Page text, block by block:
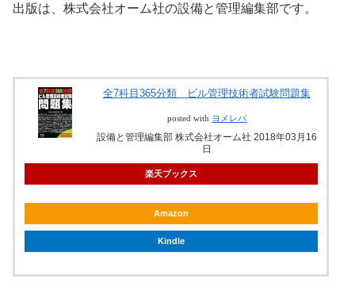
出版は、株式会社オーム社の設備と管理編集部です。
全7科目365分類 ビル管理技術者試験問題集
posted with ヨメレバ
設備と管理編集部 株式会社オーム社 2018年03月16
日
楽天ブックス
Amazon
Kindle